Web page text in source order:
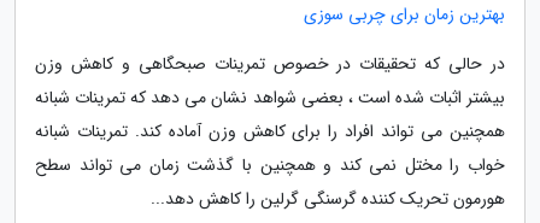
بهترین زمان برای چربی سوزی
در حالی که تحقیقات در خصوص تمرینات صبحگاهی و کاهش وزن
بیشتر اثبات شده است ، بعضی شواهد نشان می دهد که تمرینات شبانه
همچنین می تواند افراد را برای کاهش وزن آماده کند. تمرینات شبانه
خواب را مختل نمی کند و همچنین با گذشت زمان می تواند سطح
هورمون تحریک کننده گرسنگی گرلین را کاهش دهد...